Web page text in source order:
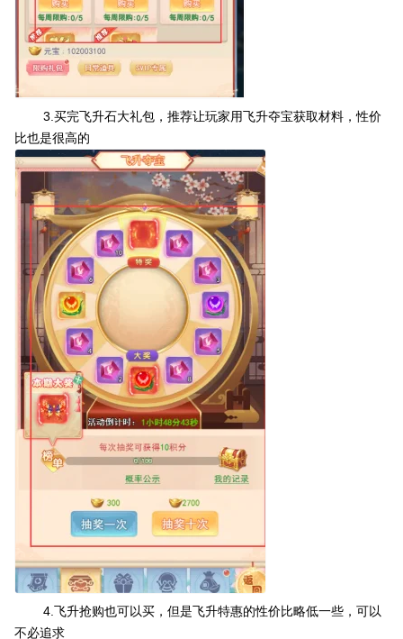
3.买完飞升石大礼包，推荐让玩家用飞升夺宝获取材料，性价
比也是很高的
4.飞升抢购也可以买，但是飞升特惠的性价比略低一些，可以
不必追求